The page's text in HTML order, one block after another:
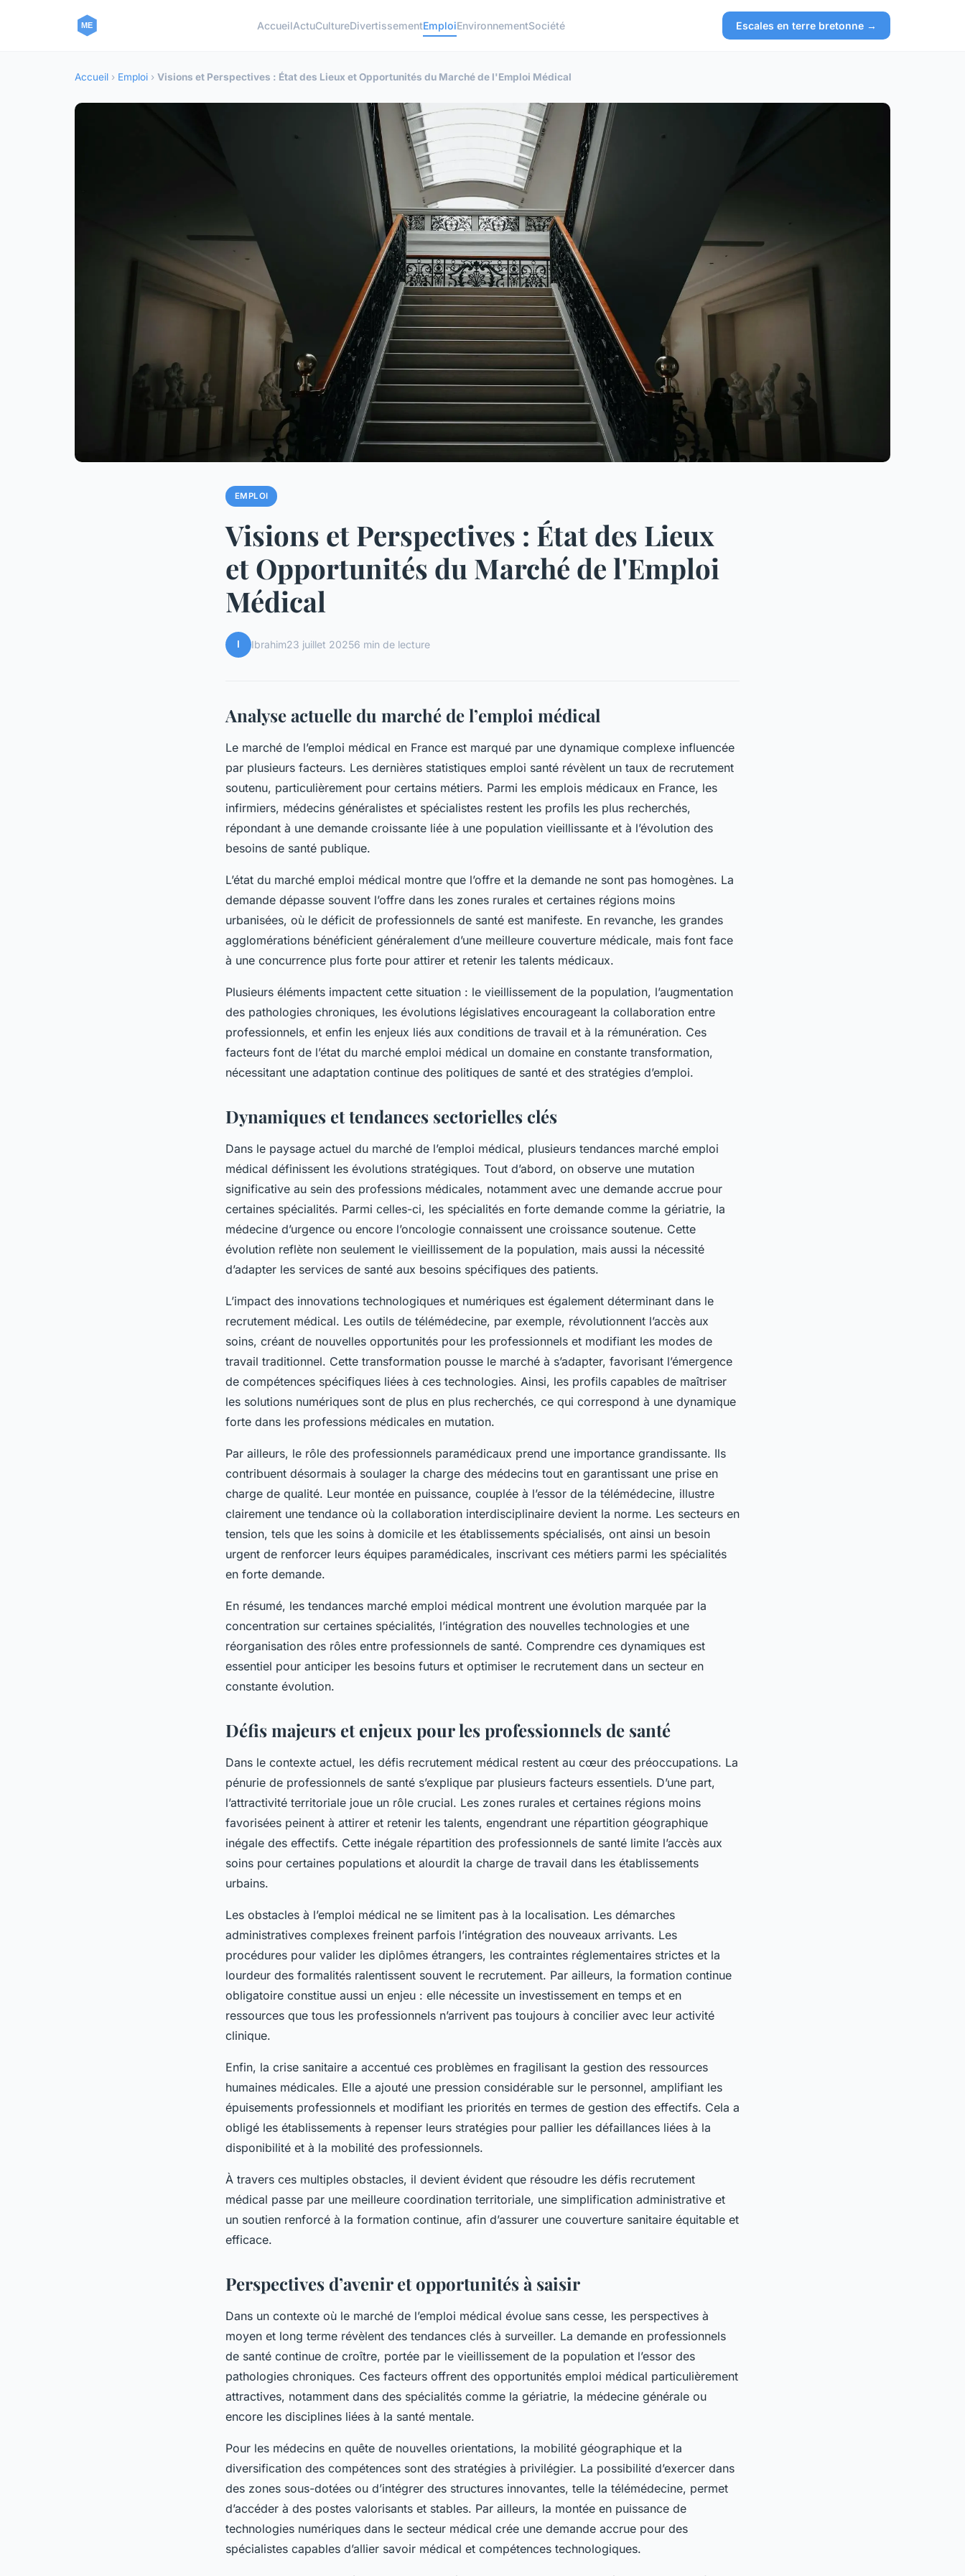
AccueilActuCultureDivertissementEmploiEnvironnementSociété Escales en terre bretonne →
Accueil › Emploi › Visions et Perspectives : État des Lieux et Opportunités du Marché de l'Emploi Médical
EMPLOI
Visions et Perspectives : État des Lieux
et Opportunités du Marché de l'Emploi
Médical
I Ibrahim23 juillet 20256 min de lecture
Analyse actuelle du marché de l’emploi médical
Le marché de l’emploi médical en France est marqué par une dynamique complexe influencée
par plusieurs facteurs. Les dernières statistiques emploi santé révèlent un taux de recrutement
soutenu, particulièrement pour certains métiers. Parmi les emplois médicaux en France, les
infirmiers, médecins généralistes et spécialistes restent les profils les plus recherchés,
répondant à une demande croissante liée à une population vieillissante et à l’évolution des
besoins de santé publique.
L’état du marché emploi médical montre que l’offre et la demande ne sont pas homogènes. La
demande dépasse souvent l’offre dans les zones rurales et certaines régions moins
urbanisées, où le déficit de professionnels de santé est manifeste. En revanche, les grandes
agglomérations bénéficient généralement d’une meilleure couverture médicale, mais font face
à une concurrence plus forte pour attirer et retenir les talents médicaux.
Plusieurs éléments impactent cette situation : le vieillissement de la population, l’augmentation
des pathologies chroniques, les évolutions législatives encourageant la collaboration entre
professionnels, et enfin les enjeux liés aux conditions de travail et à la rémunération. Ces
facteurs font de l’état du marché emploi médical un domaine en constante transformation,
nécessitant une adaptation continue des politiques de santé et des stratégies d’emploi.
Dynamiques et tendances sectorielles clés
Dans le paysage actuel du marché de l’emploi médical, plusieurs tendances marché emploi
médical définissent les évolutions stratégiques. Tout d’abord, on observe une mutation
significative au sein des professions médicales, notamment avec une demande accrue pour
certaines spécialités. Parmi celles-ci, les spécialités en forte demande comme la gériatrie, la
médecine d’urgence ou encore l’oncologie connaissent une croissance soutenue. Cette
évolution reflète non seulement le vieillissement de la population, mais aussi la nécessité
d’adapter les services de santé aux besoins spécifiques des patients.
L’impact des innovations technologiques et numériques est également déterminant dans le
recrutement médical. Les outils de télémédecine, par exemple, révolutionnent l’accès aux
soins, créant de nouvelles opportunités pour les professionnels et modifiant les modes de
travail traditionnel. Cette transformation pousse le marché à s’adapter, favorisant l’émergence
de compétences spécifiques liées à ces technologies. Ainsi, les profils capables de maîtriser
les solutions numériques sont de plus en plus recherchés, ce qui correspond à une dynamique
forte dans les professions médicales en mutation.
Par ailleurs, le rôle des professionnels paramédicaux prend une importance grandissante. Ils
contribuent désormais à soulager la charge des médecins tout en garantissant une prise en
charge de qualité. Leur montée en puissance, couplée à l’essor de la télémédecine, illustre
clairement une tendance où la collaboration interdisciplinaire devient la norme. Les secteurs en
tension, tels que les soins à domicile et les établissements spécialisés, ont ainsi un besoin
urgent de renforcer leurs équipes paramédicales, inscrivant ces métiers parmi les spécialités
en forte demande.
En résumé, les tendances marché emploi médical montrent une évolution marquée par la
concentration sur certaines spécialités, l’intégration des nouvelles technologies et une
réorganisation des rôles entre professionnels de santé. Comprendre ces dynamiques est
essentiel pour anticiper les besoins futurs et optimiser le recrutement dans un secteur en
constante évolution.
Défis majeurs et enjeux pour les professionnels de santé
Dans le contexte actuel, les défis recrutement médical restent au cœur des préoccupations. La
pénurie de professionnels de santé s’explique par plusieurs facteurs essentiels. D’une part,
l’attractivité territoriale joue un rôle crucial. Les zones rurales et certaines régions moins
favorisées peinent à attirer et retenir les talents, engendrant une répartition géographique
inégale des effectifs. Cette inégale répartition des professionnels de santé limite l’accès aux
soins pour certaines populations et alourdit la charge de travail dans les établissements
urbains.
Les obstacles à l’emploi médical ne se limitent pas à la localisation. Les démarches
administratives complexes freinent parfois l’intégration des nouveaux arrivants. Les
procédures pour valider les diplômes étrangers, les contraintes réglementaires strictes et la
lourdeur des formalités ralentissent souvent le recrutement. Par ailleurs, la formation continue
obligatoire constitue aussi un enjeu : elle nécessite un investissement en temps et en
ressources que tous les professionnels n’arrivent pas toujours à concilier avec leur activité
clinique.
Enfin, la crise sanitaire a accentué ces problèmes en fragilisant la gestion des ressources
humaines médicales. Elle a ajouté une pression considérable sur le personnel, amplifiant les
épuisements professionnels et modifiant les priorités en termes de gestion des effectifs. Cela a
obligé les établissements à repenser leurs stratégies pour pallier les défaillances liées à la
disponibilité et à la mobilité des professionnels.
À travers ces multiples obstacles, il devient évident que résoudre les défis recrutement
médical passe par une meilleure coordination territoriale, une simplification administrative et
un soutien renforcé à la formation continue, afin d’assurer une couverture sanitaire équitable et
efficace.
Perspectives d’avenir et opportunités à saisir
Dans un contexte où le marché de l’emploi médical évolue sans cesse, les perspectives à
moyen et long terme révèlent des tendances clés à surveiller. La demande en professionnels
de santé continue de croître, portée par le vieillissement de la population et l’essor des
pathologies chroniques. Ces facteurs offrent des opportunités emploi médical particulièrement
attractives, notamment dans des spécialités comme la gériatrie, la médecine générale ou
encore les disciplines liées à la santé mentale.
Pour les médecins en quête de nouvelles orientations, la mobilité géographique et la
diversification des compétences sont des stratégies à privilégier. La possibilité d’exercer dans
des zones sous-dotées ou d’intégrer des structures innovantes, telle la télémédecine, permet
d’accéder à des postes valorisants et stables. Par ailleurs, la montée en puissance de
technologies numériques dans le secteur médical crée une demande accrue pour des
spécialistes capables d’allier savoir médical et compétences technologiques.